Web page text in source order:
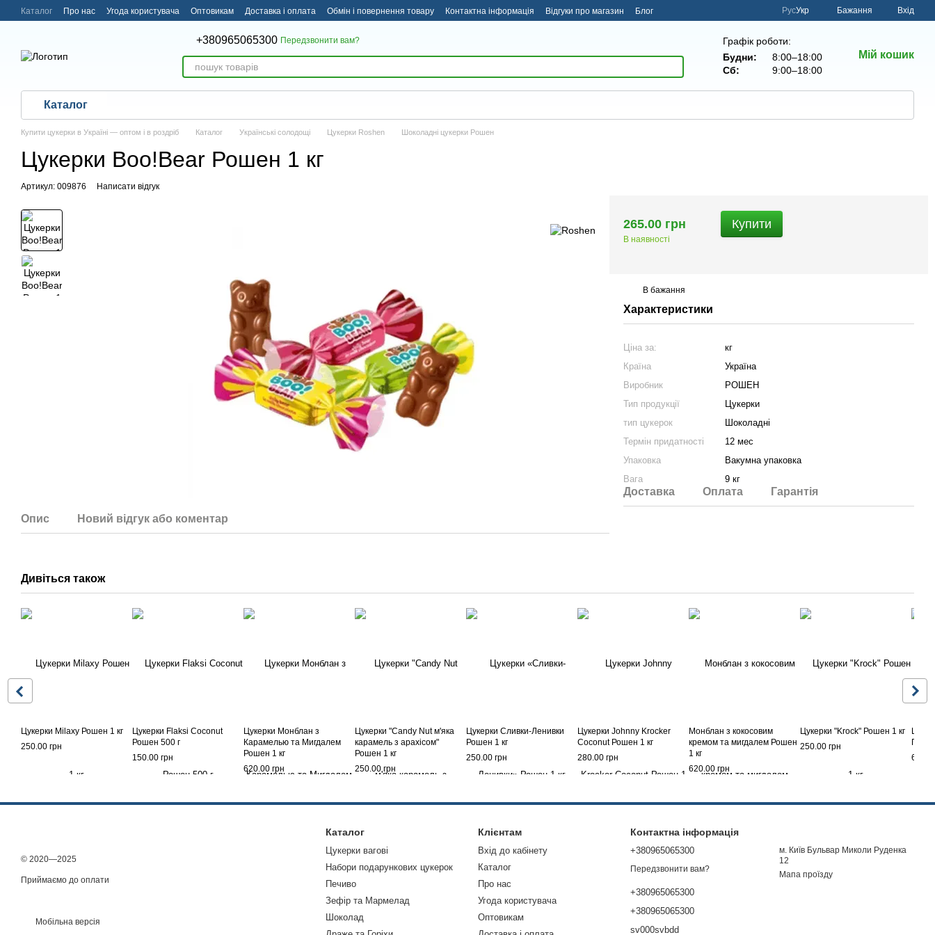
Перейти до основного контенту
Каталог Про нас Угода користувача Оптовикам Доставка і оплата Обмін і повернення товару Контактна інформація Відгуки про магазин
Блог
РусУкр Бажання Вхід
+380965065300 Передзвонити вам?
Графік роботи:
Будни:
8:00–18:00
Сб:
9:00–18:00
Мій кошик
Каталог
Купити цукерки в Україні — оптом і в роздріб Каталог Українські солодощі Цукерки Roshen Шоколадні цукерки Рошен
Цукерки Boo!Bear Рошен 1 кг
Артикул: 009876 Написати відгук
Опис Новий відгук або коментар
265.00 грн
В наявності
Купити
В бажання
Характеристики
Ціна за:
кг
Країна
Україна
Виробник
РОШЕН
Тип продукції
Цукерки
тип цукерок
Шоколадні
Термін придатності
12 мес
Упаковка
Вакумна упаковка
Вага
9 кг
Доставка Оплата Гарантія
Дивіться також
Цукерки Milaxy Рошен 1 кг
250.00 грн
Цукерки Flaksi Coconut
Рошен 500 г
150.00 грн
Цукерки Монблан з
Карамелью та Мигдалем
Рошен 1 кг
620.00 грн
Цукерки "Candy Nut м'яка
карамель з арахісом"
Рошен 1 кг
250.00 грн
Цукерки Сливки-Ленивки
Рошен 1 кг
250.00 грн
Цукерки Johnny Krocker
Coconut Рошен 1 кг
280.00 грн
Монблан з кокосовим
кремом та мигдалем Рошен
1 кг
620.00 грн
Цукерки "Krock" Рошен 1 кг
250.00 грн
© 2020—2025
Приймаємо до оплати
Мобільна версія
Каталог
Цукерки вагові
Набори подарункових цукерок
Печиво
Зефір та Мармелад
Шоколад
Клієнтам
Вхід до кабінету
Каталог
Про нас
Угода користувача
Оптовикам
Контактна інформація
+380965065300
Передзвонити вам?
+380965065300
+380965065300
sv000svbdd
м. Київ Бульвар Миколи Руденка
12
Мапа проїзду